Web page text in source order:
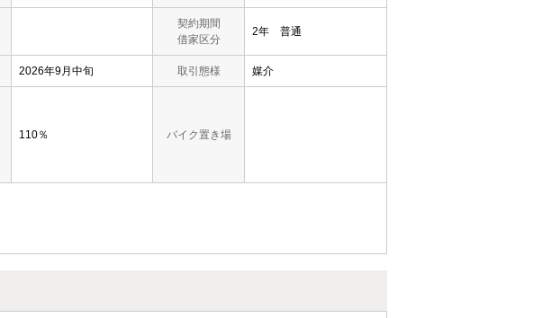
契約期間
借家区分
2年 普通
2026年9月中旬 取引態様 媒介
110％ バイク置き場